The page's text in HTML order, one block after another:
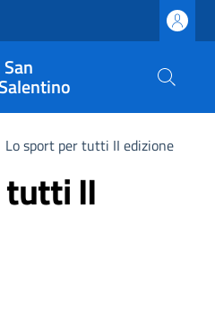
Lo sport per tutti II edizione
tutti II